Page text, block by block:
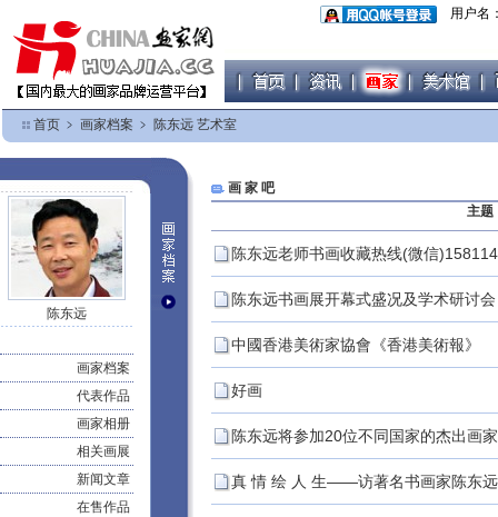
用户名
首页 ﹥ 画家档案 ﹥ 陈东远 艺术室
陈东远
画家档案
代表作品
画家相册
相关画展
新闻文章
在售作品
画 家 吧
主题
陈东远老师书画收藏热线(微信
陈东远书画展开幕式盛况及学术研讨
中國香港美術家協會《香港美術報》
好画
陈东远将参加20位不同国家的杰出画
真 情 绘 人 生——访著名书画家陈东